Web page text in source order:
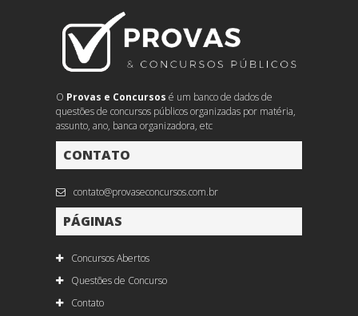
O Provas e Concursos é um banco de dados de
questões de concursos públicos organizadas por matéria,
assunto, ano, banca organizadora, etc
CONTATO
contato@provaseconcursos.com.br
PÁGINAS
Concursos Abertos
Questões de Concurso
Contato